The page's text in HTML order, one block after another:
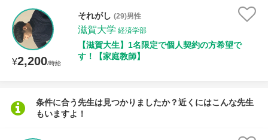
¥2,200/時給
それがし (29)男性
滋賀大学 経済学部
【滋賀大生】1名限定で個人契約の方希望で
す！【家庭教師】
条件に合う先生は見つかりましたか？近くにはこんな先生
もいますよ！
土曜日 日曜日
所属大学
距離：15km以内